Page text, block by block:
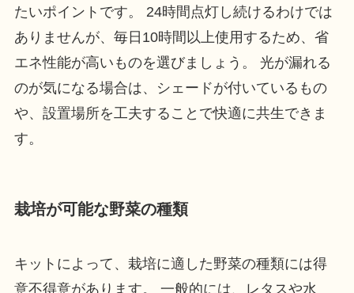
たいポイントです。 24時間点灯し続けるわけでは
ありませんが、毎日10時間以上使用するため、省
エネ性能が高いものを選びましょう。 光が漏れる
のが気になる場合は、シェードが付いているもの
や、設置場所を工夫することで快適に共生できま
す。
栽培が可能な野菜の種類
キットによって、栽培に適した野菜の種類には得
意不得意があります。 一般的には、レタスや水